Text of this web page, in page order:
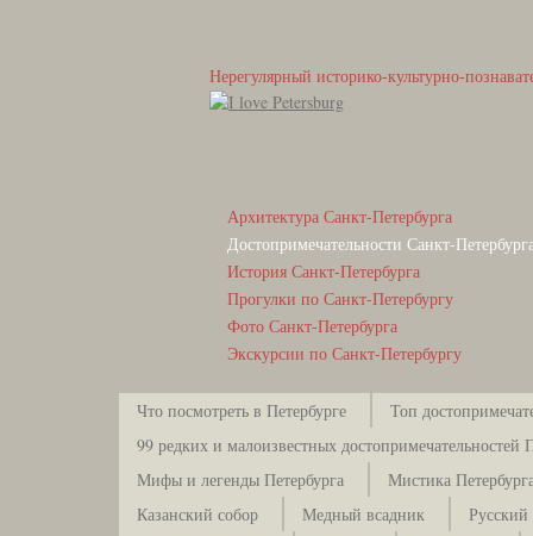
Нерегулярный историко-культурно-
Архитектура Санкт-Петербурга
Достопримечательности Санкт-
История Санкт-Петербурга
Прогулки по Санкт-Петербургу
Фото Санкт-Петербурга
Экскурсии по Санкт-Петербургу
Что посмотреть в Петербурге
Топ
99 редких и малоизвестных достопримечательностей
Мифы и легенды Петербурга
Мистика
Казанский собор
Медный всадник